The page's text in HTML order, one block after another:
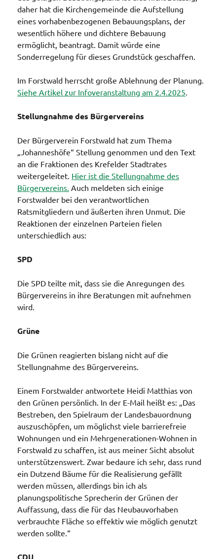
daher hat die Kirchengemeinde die Aufstellung
eines vorhabenbezogenen Bebauungsplans, der
wesentlich höhere und dichtere Bebauung
ermöglicht, beantragt. Damit würde eine
Sonderregelung für dieses Grundstück geschaffen.
Im Forstwald herrscht große Ablehnung der Planung.
Siehe Artikel zur Infoveranstaltung am 2.4.2025.
Stellungnahme des Bürgervereins
Der Bürgerverein Forstwald hat zum Thema
„Johanneshöfe“ Stellung genommen und den Text
an die Fraktionen des Krefelder Stadtrates
weitergeleitet. Hier ist die Stellungnahme des
Bürgervereins. Auch meldeten sich einige
Forstwalder bei den verantwortlichen
Ratsmitgliedern und äußerten ihren Unmut. Die
Reaktionen der einzelnen Parteien fielen
unterschiedlich aus:
SPD
Die SPD teilte mit, dass sie die Anregungen des
Bürgervereins in ihre Beratungen mit aufnehmen
wird.
Grüne
Die Grünen reagierten bislang nicht auf die
Stellungnahme des Bürgervereins.
Einem Forstwalder antwortete Heidi Matthias von
den Grünen persönlich. In der E-Mail heißt es: „Das
Bestreben, den Spielraum der Landesbauordnung
auszuschöpfen, um möglichst viele barrierefreie
Wohnungen und ein Mehrgenerationen-Wohnen in
Forstwald zu schaffen, ist aus meiner Sicht absolut
unterstützenswert. Zwar bedaure ich sehr, dass rund
ein Dutzend Bäume für die Realisierung gefällt
werden müssen, allerdings bin ich als
planungspolitische Sprecherin der Grünen der
Auffassung, dass die für das Neubauvorhaben
verbrauchte Fläche so effektiv wie möglich genutzt
werden sollte.“
CDU